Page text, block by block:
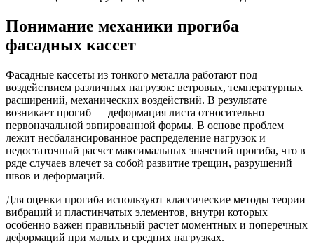
Понимание механики прогиба
фасадных кассет
Фасадные кассеты из тонкого металла работают под
воздействием различных нагрузок: ветровых, температурных
расширений, механических воздействий. В результате
возникает прогиб — деформация листа относительно
первоначальной эвпированной формы. В основе проблем
лежит несбалансированное распределение нагрузок и
недостаточный расчет максимальных значений прогиба, что в
ряде случаев влечет за собой развитие трещин, разрушений
швов и деформаций.
Для оценки прогиба используют классические методы теории
вибраций и пластинчатых элементов, внутри которых
особенно важен правильный расчет моментных и поперечных
деформаций при малых и средних нагрузках.